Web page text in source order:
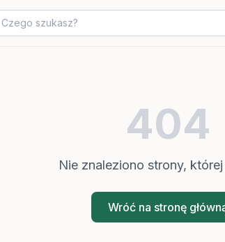
404
Nie znaleziono strony,
Wróć na stronę